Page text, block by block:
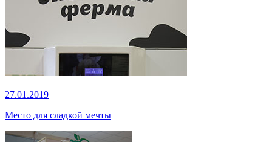
27.01.2019
Место для сладкой мечты